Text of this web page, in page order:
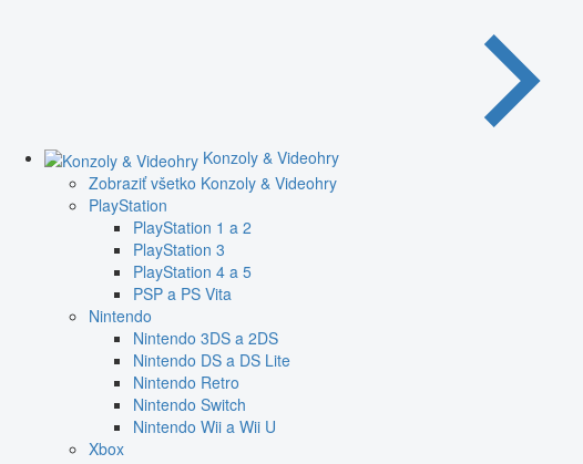
Konzoly & Videohry
Zobraziť všetko Konzoly & Videohry
PlayStation
PlayStation 1 a 2
PlayStation 3
PlayStation 4 a 5
PSP a PS Vita
Nintendo
Nintendo 3DS a 2DS
Nintendo DS a DS Lite
Nintendo Retro
Nintendo Switch
Nintendo Wii a Wii U
Xbox